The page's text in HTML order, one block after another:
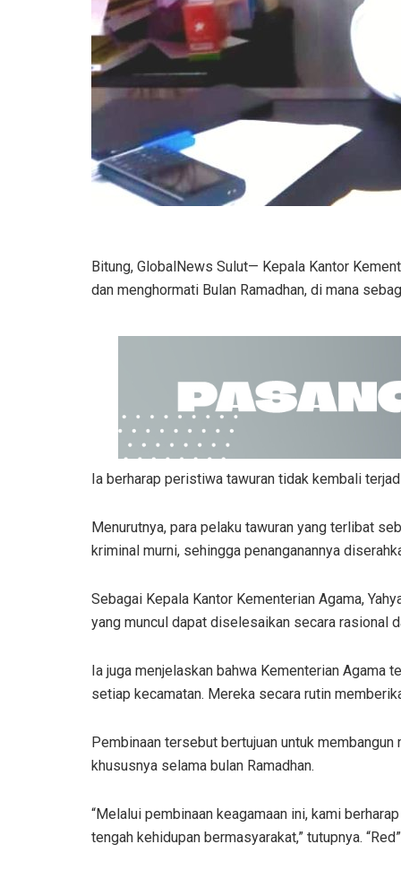
Bitung, GlobalNews Sulut— Kepala Kantor
dan menghormati Bulan Ramadhan, di mana
Ia berharap peristiwa tawuran tidak kembali
Menurutnya, para pelaku tawuran yang terlibat
kriminal murni, sehingga penanganannya
Sebagai Kepala Kantor Kementerian Agama,
yang muncul dapat diselesaikan secara rasional
Ia juga menjelaskan bahwa Kementerian Agama
setiap kecamatan. Mereka secara rutin
Pembinaan tersebut bertujuan untuk
khususnya selama bulan Ramadhan.
“Melalui pembinaan keagamaan ini, kami
tengah kehidupan bermasyarakat,” tutupnya.